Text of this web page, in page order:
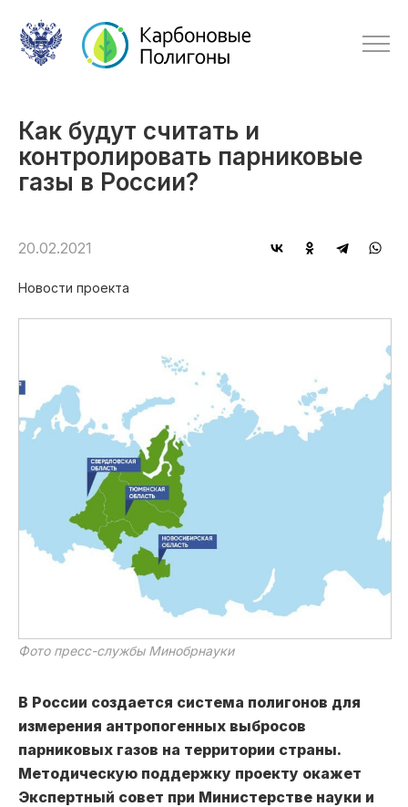
Как будут считать и
контролировать парниковые
газы в России?
20.02.2021
Новости проекта
Фото пресс-службы Минобрнауки
В России создается система полигонов для
измерения антропогенных выбросов
парниковых газов на территории страны.
Методическую поддержку проекту окажет
Экспертный совет при Министерстве науки и